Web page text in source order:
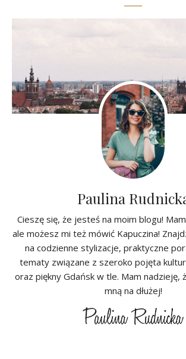
Paulina
Cieszę się, że jesteś na moim blogu!
ale możesz mi też mówić Kapuczina!
na codzienne stylizacje, praktyczne
tematy związane z szeroko pojęta
oraz piękny Gdańsk w tle. Mam nadzieję,
mną na dłużej!